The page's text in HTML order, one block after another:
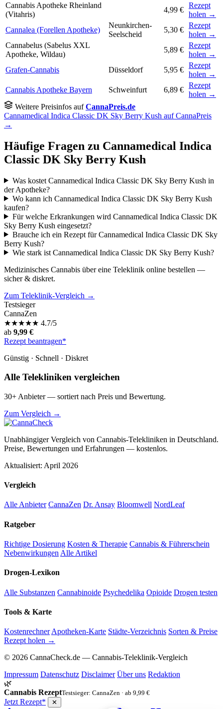
Cannabis Apotheke Rheinland
(Vitahris)
4,99 €
Rezept
holen →
Cannalea (Forellen Apotheke)
Neunkirchen-
Seelscheid
5,30 €
Rezept
holen →
Cannabelus (Sabelus XXL
Apotheke, Wildau)
5,89 €
Rezept
holen →
Grafen-Cannabis
Düsseldorf 5,95 €
Rezept
holen →
Cannabis Apotheke Bayern
Schweinfurt 6,89 €
Rezept
holen →
Weitere Preisinfos aufCannaPreis.de
Cannamedical Indica Classic DK Sky Berry Kush auf CannaPreis
→
Häufige Fragen zu Cannamedical Indica
Classic DK Sky Berry Kush
Was kostet Cannamedical Indica Classic DK Sky Berry Kush in
der Apotheke?
Wo kann ich Cannamedical Indica Classic DK Sky Berry Kush
kaufen?
Für welche Erkrankungen wird Cannamedical Indica Classic DK
Sky Berry Kush eingesetzt?
Brauche ich ein Rezept für Cannamedical Indica Classic DK Sky
Berry Kush?
Wie stark ist Cannamedical Indica Classic DK Sky Berry Kush?
Medizinisches Cannabis über eine Teleklinik online bestellen —
sicher & diskret.
Zum Teleklinik-Vergleich →
Testsieger
CannaZen
★★★★★ 4.7/5
ab 9,99 €
Rezept beantragen*
Günstig · Schnell · Diskret
Alle Telekliniken vergleichen
30+ Anbieter — sortiert nach Preis und Bewertung.
Zum Vergleich →
Unabhängiger Vergleich von Cannabis-Telekliniken in Deutschland.
Preise, Bewertungen und Erfahrungen — kostenlos.
Aktualisiert: April 2026
Vergleich
Alle Anbieter CannaZen Dr. Ansay Bloomwell NordLeaf
Ratgeber
Richtige Dosierung Kosten & Therapie Cannabis & Führerschein
Nebenwirkungen Alle Artikel
Drogen-Lexikon
Alle Substanzen Cannabinoide Psychedelika Opioide Drogen testen
Tools & Karte
Kostenrechner Apotheken-Karte Städte-Verzeichnis Sorten & Preise
Rezept holen →
© 2026 CannaCheck.de — Cannabis-Teleklinik-Vergleich
Impressum Datenschutz Disclaimer Über uns Redaktion
🌿
Cannabis RezeptTestsieger: CannaZen · ab 9,99 €
Jetzt Rezept* ✕